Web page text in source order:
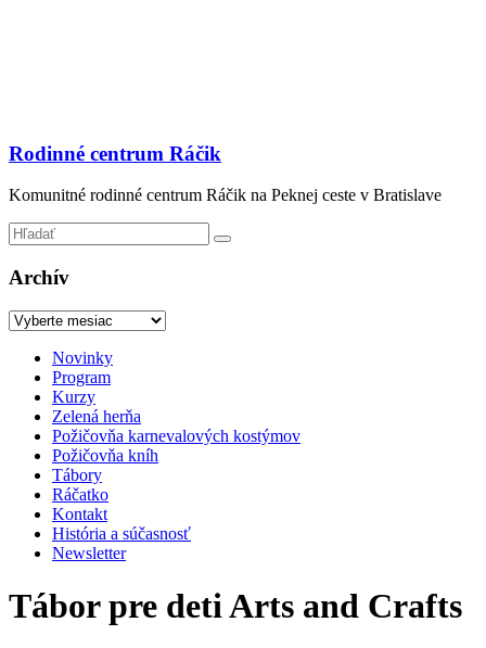
Rodinné centrum Ráčik
Komunitné rodinné centrum Ráčik na Peknej ceste v Bratislave
Archív
Archív
Menu
Novinky
Program
Kurzy
Zelená herňa
Požičovňa karnevalových kostýmov
Požičovňa kníh
Tábory
Ráčatko
Kontakt
História a súčasnosť
Newsletter
Tábor pre deti Arts and Crafts